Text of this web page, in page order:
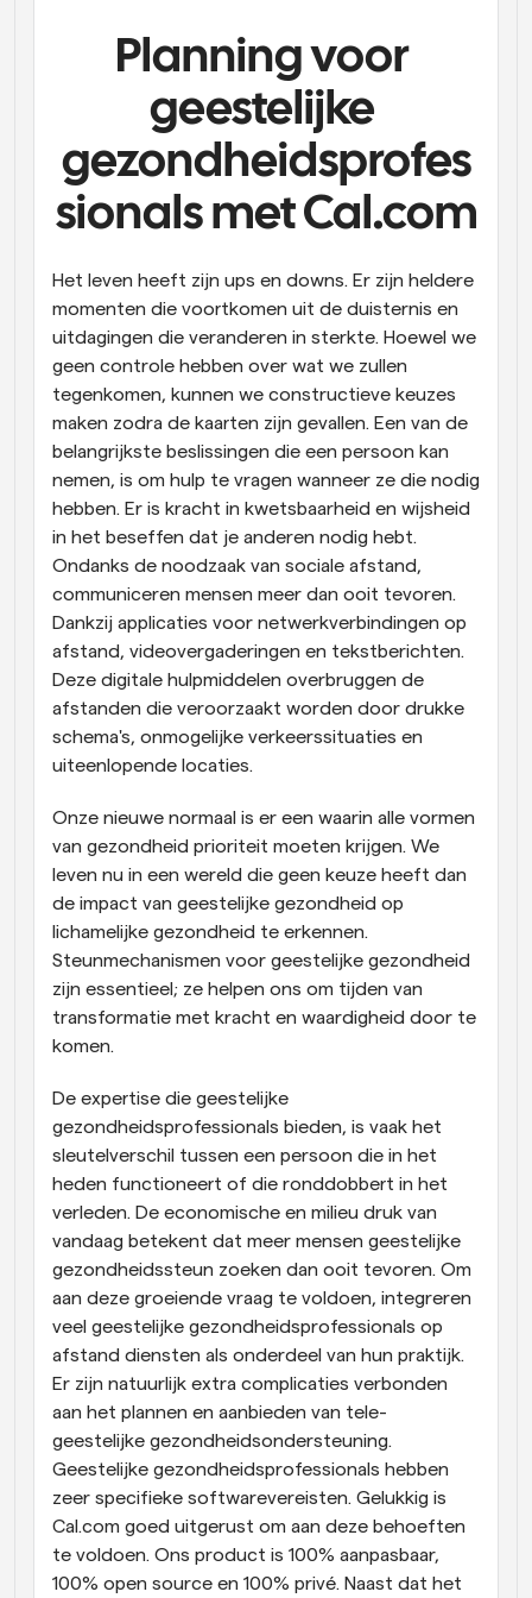
Supercharged planning met AI-gestuurde
Workflow
Automatiseer planning en herinneringen
Blijf op de hoogte van het laatste nieuws en updates
Instant Vergaderingen
Ontmoet cliënten binnen enkele minuten
Dynamische Groep Links
Boek naadloos vergaderingen met meerdere mensen
Ontvang een melding wanneer er iets gebeurt
Planning voor
geestelijke
gezondheidsprofes
sionals met Cal.com
Het leven heeft zijn ups en downs. Er zijn heldere
momenten die voortkomen uit de duisternis en
uitdagingen die veranderen in sterkte. Hoewel we
geen controle hebben over wat we zullen
tegenkomen, kunnen we constructieve keuzes
maken zodra de kaarten zijn gevallen. Een van de
belangrijkste beslissingen die een persoon kan
nemen, is om hulp te vragen wanneer ze die nodig
hebben. Er is kracht in kwetsbaarheid en wijsheid
in het beseffen dat je anderen nodig hebt.
Ondanks de noodzaak van sociale afstand,
communiceren mensen meer dan ooit tevoren.
Dankzij applicaties voor netwerkverbindingen op
afstand, videovergaderingen en tekstberichten.
Deze digitale hulpmiddelen overbruggen de
afstanden die veroorzaakt worden door drukke
schema's, onmogelijke verkeerssituaties en
uiteenlopende locaties.
Onze nieuwe normaal is er een waarin alle vormen
van gezondheid prioriteit moeten krijgen. We
leven nu in een wereld die geen keuze heeft dan
de impact van geestelijke gezondheid op
lichamelijke gezondheid te erkennen.
Steunmechanismen voor geestelijke gezondheid
zijn essentieel; ze helpen ons om tijden van
transformatie met kracht en waardigheid door te
komen.
De expertise die geestelijke
gezondheidsprofessionals bieden, is vaak het
sleutelverschil tussen een persoon die in het
heden functioneert of die ronddobbert in het
verleden. De economische en milieu druk van
vandaag betekent dat meer mensen geestelijke
gezondheidssteun zoeken dan ooit tevoren. Om
aan deze groeiende vraag te voldoen, integreren
veel geestelijke gezondheidsprofessionals op
afstand diensten als onderdeel van hun praktijk.
Er zijn natuurlijk extra complicaties verbonden
aan het plannen en aanbieden van tele-
geestelijke gezondheidsondersteuning.
Geestelijke gezondheidsprofessionals hebben
zeer specifieke softwarevereisten. Gelukkig is
Cal.com goed uitgerust om aan deze behoeften
te voldoen. Ons product is 100% aanpasbaar,
100% open source en 100% privé. Naast dat het